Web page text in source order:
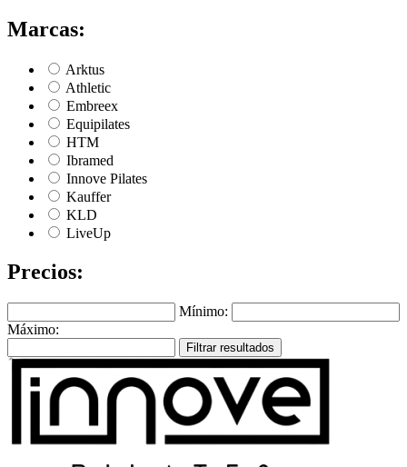
Marcas:
Arktus
Athletic
Embreex
Equipilates
HTM
Ibramed
Innove Pilates
Kauffer
KLD
LiveUp
Precios:
Mínimo:
Máximo:
Filtrar resultados